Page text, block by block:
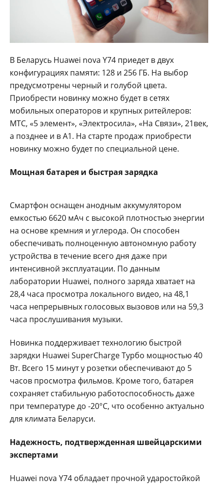
В Беларусь Huawei nova Y74 приедет в двух
конфигурациях памяти: 128 и 256 ГБ. На выбор
предусмотрены черный и голубой цвета.
Приобрести новинку можно будет в сетях
мобильных операторов и крупных ритейлеров:
МТС, «5 элемент», «Электросила», «На Связи», 21век,
а позднее и в А1. На старте продаж приобрести
новинку можно будет по специальной цене.
Мощная батарея и быстрая зарядка
Смартфон оснащен анодным аккумулятором
емкостью 6620 мАч с высокой плотностью энергии
на основе кремния и углерода. Он способен
обеспечивать полноценную автономную работу
устройства в течение всего дня даже при
интенсивной эксплуатации. По данным
лаборатории Huawei, полного заряда хватает на
28,4 часа просмотра локального видео, на 48,1
часа непрерывных голосовых вызовов или на 59,3
часа прослушивания музыки.
Новинка поддерживает технологию быстрой
зарядки Huawei SuperCharge Турбо мощностью 40
Вт. Всего 15 минут у розетки обеспечивают до 5
часов просмотра фильмов. Кроме того, батарея
сохраняет стабильную работоспособность даже
при температуре до -20°C, что особенно актуально
для климата Беларуси.
Надежность, подтвержденная швейцарскими
экспертами
Huawei nova Y74 обладает прочной ударостойкой